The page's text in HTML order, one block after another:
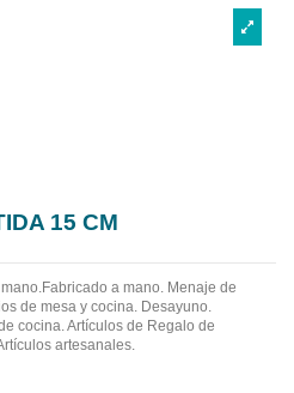
15 CM
a mano. Menaje de
de mesa y cocina. Desayuno.
cocina. Artículos de Regalo de
artesanales.